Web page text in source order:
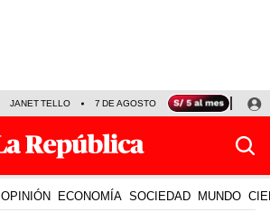
JANET TELLO 7 DE AGOSTO TINKA RESULTADOS
OPINIÓN ECONOMÍA SOCIEDAD MUNDO